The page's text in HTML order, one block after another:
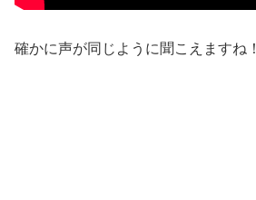
確かに声が同じように聞こえますね！